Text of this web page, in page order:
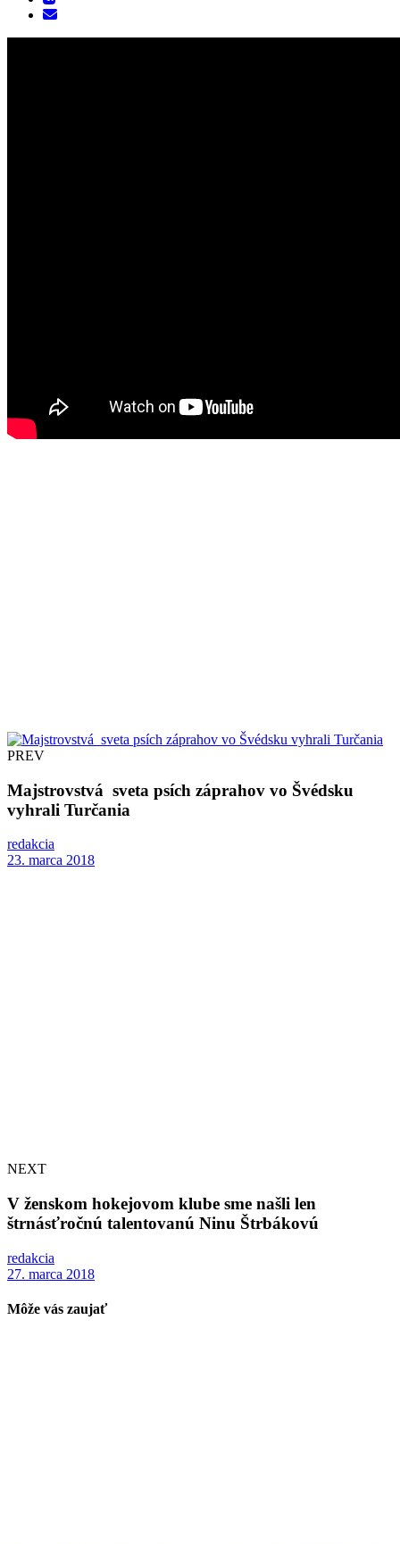
PREV
Majstrovstvá sveta psích záprahov vo Švédsku
vyhrali Turčania
redakcia
23. marca 2018
NEXT
V ženskom hokejovom klube sme našli len
štrnásťročnú talentovanú Ninu Štrbákovú
redakcia
27. marca 2018
Môže vás zaujať